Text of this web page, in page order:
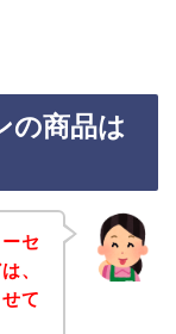
の商品は
セ
、
て